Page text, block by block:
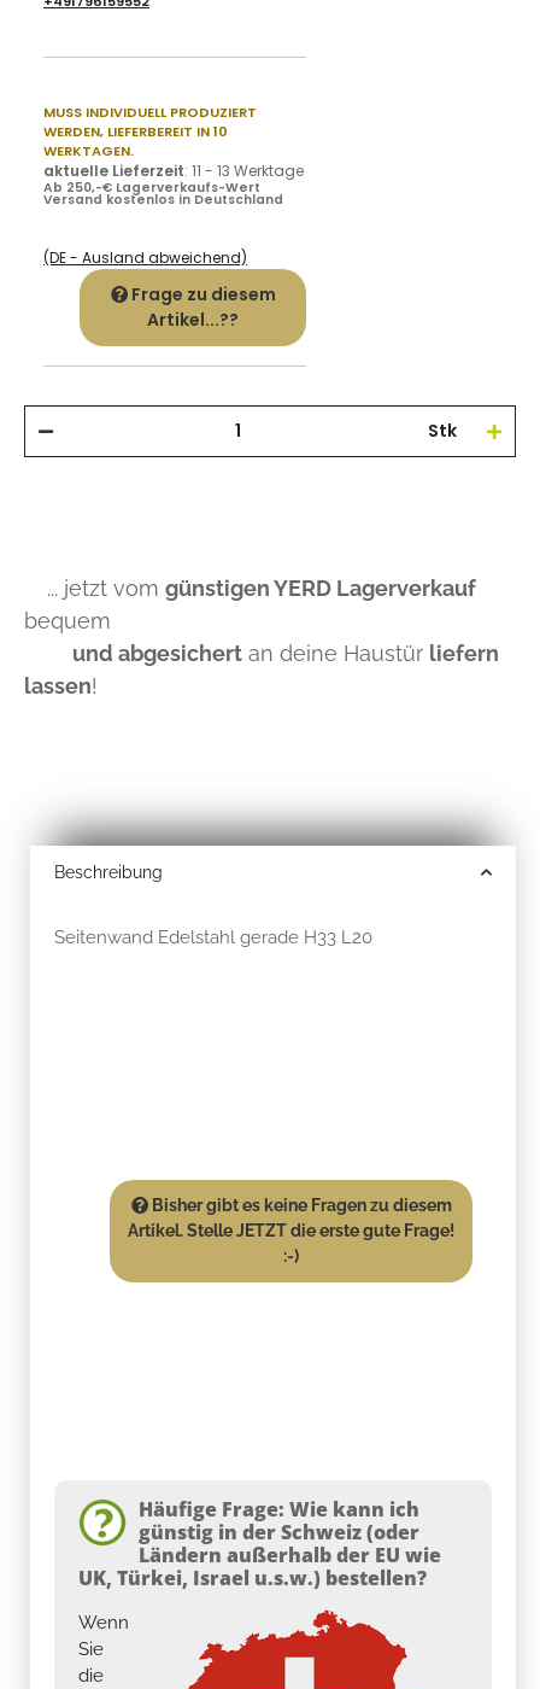
MUSS INDIVIDUELL PRODUZIERT
WERDEN, LIEFERBEREIT IN 10
WERKTAGEN.
aktuelle Lieferzeit: 11 - 13 Werktage
Ab 250,-€ Lagerverkaufs-Wert
Versand kostenlos in Deutschland
(DE - Ausland abweichend)
Frage zu diesem
Artikel...??
Stk
... jetzt vom günstigen YERD Lagerverkauf
bequem
und abgesichert an deine Haustür liefern
lassen!
Beschreibung
Seitenwand Edelstahl gerade H33 L20
Bisher gibt es keine Fragen zu diesem
Artikel. Stelle JETZT die erste gute Frage!
:-)
Häufige Frage: Wie kann ich
günstig in der Schweiz (oder
Ländern außerhalb der EU wie
UK, Türkei, Israel u.s.w.) bestellen?
Wenn
Sie
die